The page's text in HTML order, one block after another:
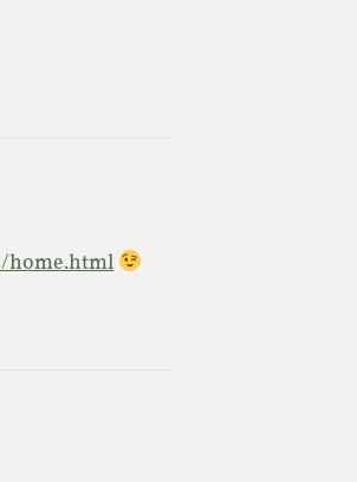
home.html